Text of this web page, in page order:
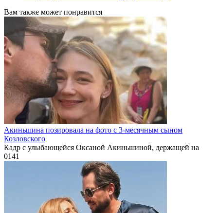
Вам также может понравится
Акиньшина позировала на фото с 3-месячным сыном
Козловского
Кадр с улыбающейся Оксаной Акиньшиной, держащей на
0141